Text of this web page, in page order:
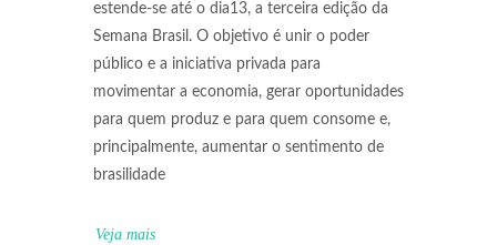
estende-se até o dia13, a terceira edição da
Semana Brasil. O objetivo é unir o poder
público e a iniciativa privada para
movimentar a economia, gerar oportunidades
para quem produz e para quem consome e,
principalmente, aumentar o sentimento de
brasilidade
Veja mais